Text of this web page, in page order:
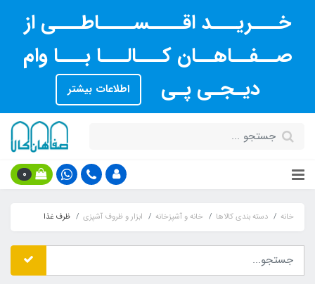
خـــریـــد اقــــســــاطـــی از
صــفــاهــان کـــالـــا بـــا وام
دیـجـی پـی
اطلاعات بیشتر
0
خانه دسته بندی کالاها خانه و آشپزخانه ابزار و ظروف آشپزی ظرف غذا